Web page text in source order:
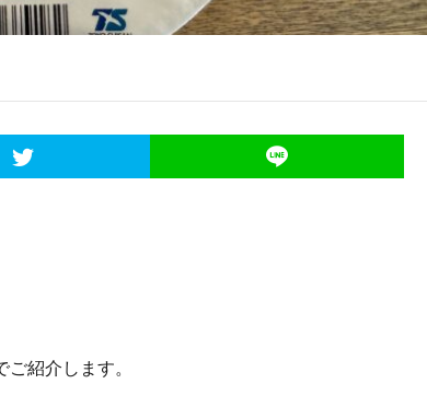
紹介します。